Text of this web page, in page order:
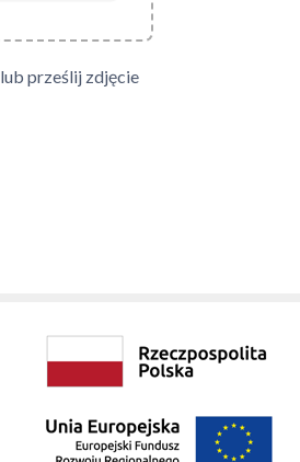
lub prześlij zdjęcie